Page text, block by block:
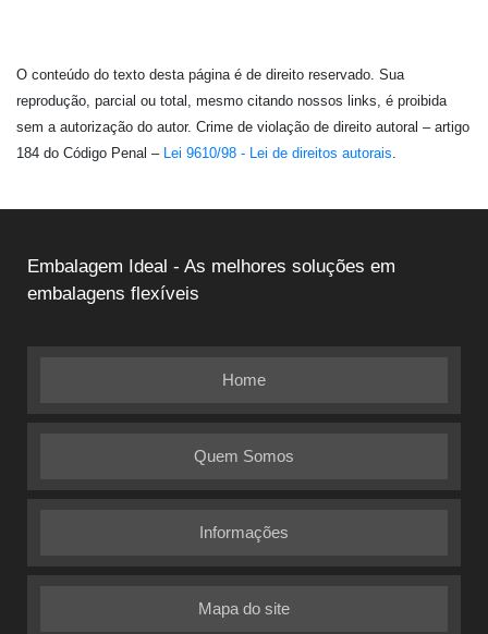
O conteúdo do texto desta página é de direito reservado. Sua
reprodução, parcial ou total, mesmo citando nossos links, é proibida
sem a autorização do autor. Crime de violação de direito autoral – artigo
184 do Código Penal –
Lei 9610/98 - Lei de direitos autorais
Embalagem Ideal - As melhores soluções em
embalagens flexíveis
Home
Quem Somos
Informações
Mapa do site